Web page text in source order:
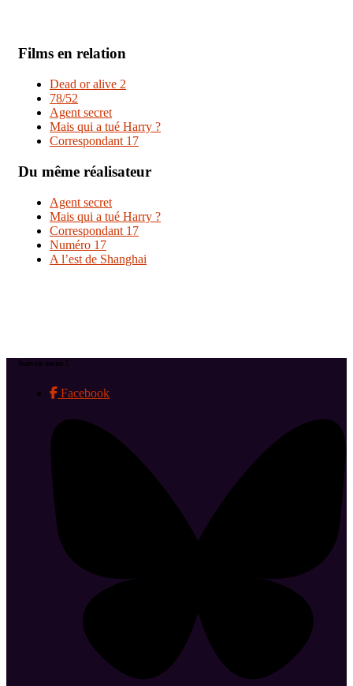
Films en relation
Dead or alive 2
78/52
Agent secret
Mais qui a tué Harry ?
Correspondant 17
Du même réalisateur
Agent secret
Mais qui a tué Harry ?
Correspondant 17
Numéro 17
A l’est de Shanghai
Suivez-nous !
Facebook